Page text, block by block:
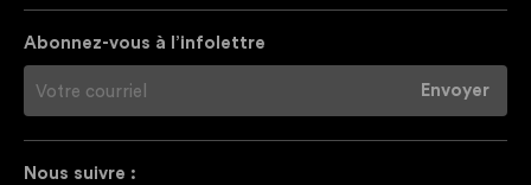
Abonnez-vous à l’infolettre
Nous suivre :